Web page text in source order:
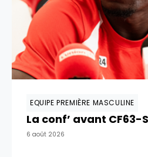
EQUIPE PREMIÈRE MASCULINE
La conf’ avant CF63-
6 août 2026